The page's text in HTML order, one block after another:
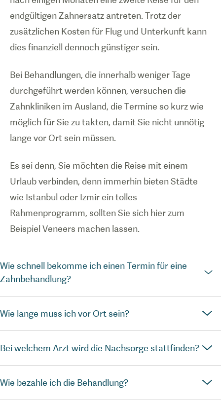
endgültigen Zahnersatz antreten. Trotz der
zusätzlichen Kosten für Flug und Unterkunft kann
dies finanziell dennoch günstiger sein.
Bei Behandlungen, die innerhalb weniger Tage
durchgeführt werden können, versuchen die
Zahnkliniken im Ausland, die Termine so kurz wie
möglich für Sie zu takten, damit Sie nicht unnötig
lange vor Ort sein müssen.
Es sei denn, Sie möchten die Reise mit einem
Urlaub verbinden, denn immerhin bieten Städte
wie Istanbul oder Izmir ein tolles
Rahmenprogramm, sollten Sie sich hier zum
Beispiel Veneers machen lassen.
Wie schnell bekomme ich einen Termin für eine
Zahnbehandlung?
Wie lange muss ich vor Ort sein?
Bei welchem Arzt wird die Nachsorge stattfinden?
Wie bezahle ich die Behandlung?